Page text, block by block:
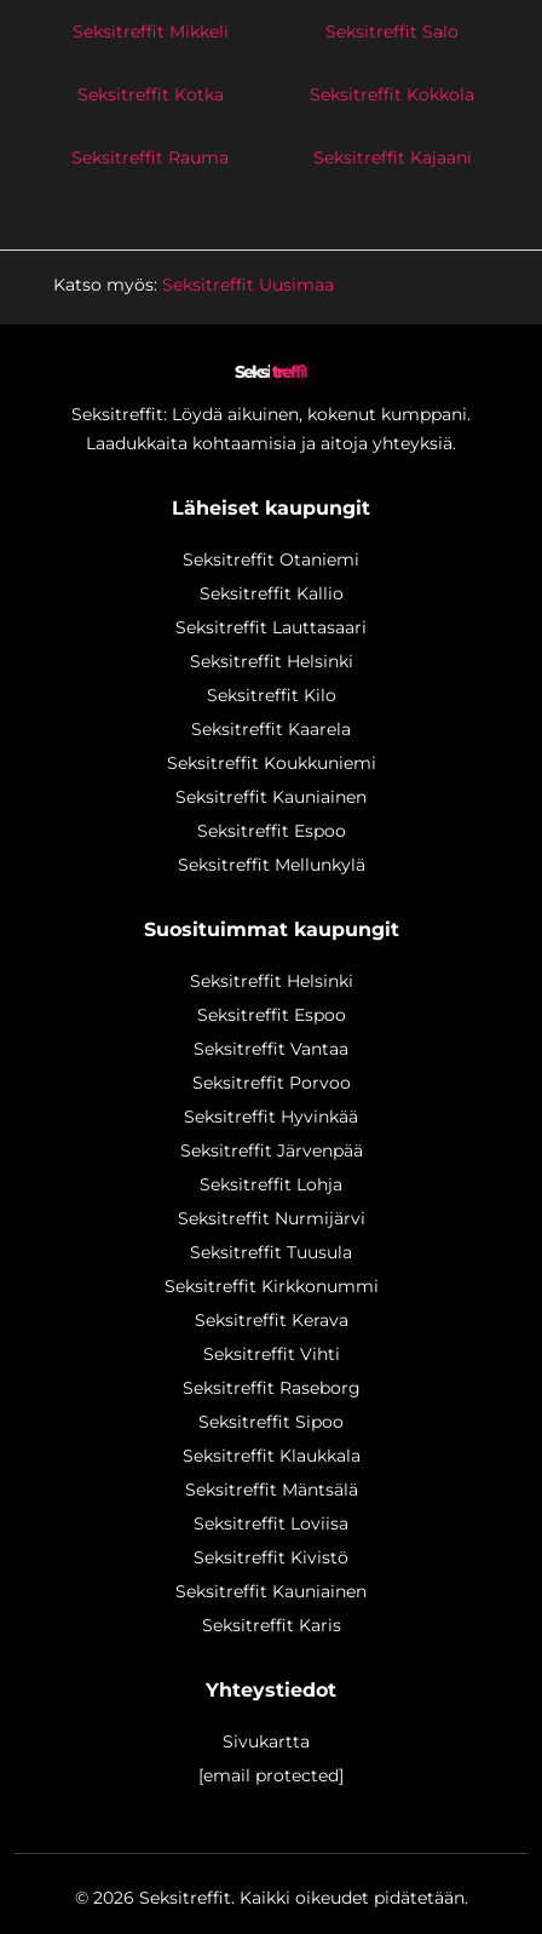
Seksitreffit Mikkeli Seksitreffit Salo
Seksitreffit Kotka Seksitreffit Kokkola
Seksitreffit Rauma Seksitreffit Kajaani
Katso myös: Seksitreffit Uusimaa
Seksitreffit
Seksitreffit: Löydä aikuinen, kokenut kumppani.
Laadukkaita kohtaamisia ja aitoja yhteyksiä.
Läheiset kaupungit
Seksitreffit Otaniemi
Seksitreffit Kallio
Seksitreffit Lauttasaari
Seksitreffit Helsinki
Seksitreffit Kilo
Seksitreffit Kaarela
Seksitreffit Koukkuniemi
Seksitreffit Kauniainen
Seksitreffit Espoo
Seksitreffit Mellunkylä
Suosituimmat kaupungit
Seksitreffit Helsinki
Seksitreffit Espoo
Seksitreffit Vantaa
Seksitreffit Porvoo
Seksitreffit Hyvinkää
Seksitreffit Järvenpää
Seksitreffit Lohja
Seksitreffit Nurmijärvi
Seksitreffit Tuusula
Seksitreffit Kirkkonummi
Seksitreffit Kerava
Seksitreffit Vihti
Seksitreffit Raseborg
Seksitreffit Sipoo
Seksitreffit Klaukkala
Seksitreffit Mäntsälä
Seksitreffit Loviisa
Seksitreffit Kivistö
Seksitreffit Kauniainen
Seksitreffit Karis
Yhteystiedot
Sivukartta
[email protected]
© 2026 Seksitreffit. Kaikki oikeudet pidätetään.